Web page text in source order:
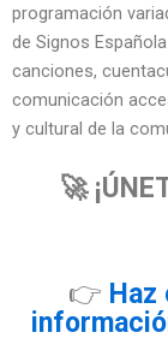
programación
de Signos
canciones,
comunicación
y cultural de la
🚀
👉 Haz